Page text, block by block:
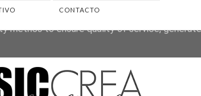
CONTACTO
to analyze traffic. Your IP address and user-
metrics to ensure quality of service,